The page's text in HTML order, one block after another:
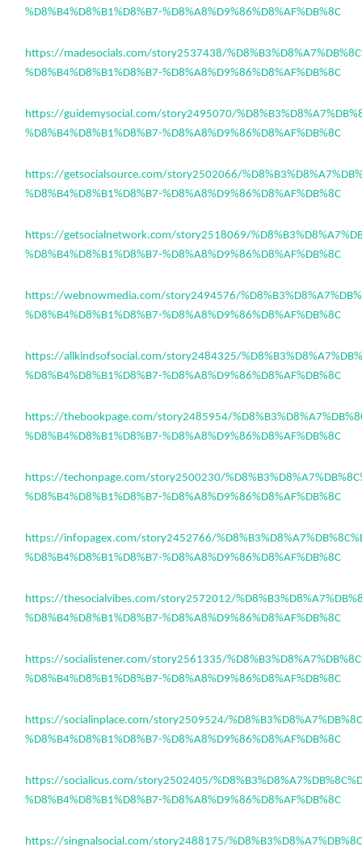
%D8%B4%D8%B1%D8%B7-%D8%A8%D9%86%D8%AF%DB%8C
https://madesocials.com/story2537438/
%D8%B4%D8%B1%D8%B7-%D8%A8%D9%86%D8%AF%DB%8C
https://guidemysocial.com/story2495070/
%D8%B4%D8%B1%D8%B7-%D8%A8%D9%86%D8%AF%DB%8C
https://getsocialsource.com/story2502066/
%D8%B4%D8%B1%D8%B7-%D8%A8%D9%86%D8%AF%DB%8C
https://getsocialnetwork.com/story2518069/
%D8%B4%D8%B1%D8%B7-%D8%A8%D9%86%D8%AF%DB%8C
https://webnowmedia.com/story2494576/
%D8%B4%D8%B1%D8%B7-%D8%A8%D9%86%D8%AF%DB%8C
https://allkindsofsocial.com/story2484325/
%D8%B4%D8%B1%D8%B7-%D8%A8%D9%86%D8%AF%DB%8C
https://thebookpage.com/story2485954/
%D8%B4%D8%B1%D8%B7-%D8%A8%D9%86%D8%AF%DB%8C
https://techonpage.com/story2500230/
%D8%B4%D8%B1%D8%B7-%D8%A8%D9%86%D8%AF%DB%8C
https://infopagex.com/story2452766/
%D8%B4%D8%B1%D8%B7-%D8%A8%D9%86%D8%AF%DB%8C
https://thesocialvibes.com/story2572012/
%D8%B4%D8%B1%D8%B7-%D8%A8%D9%86%D8%AF%DB%8C
https://socialistener.com/story2561335/
%D8%B4%D8%B1%D8%B7-%D8%A8%D9%86%D8%AF%DB%8C
https://socialinplace.com/story2509524/
%D8%B4%D8%B1%D8%B7-%D8%A8%D9%86%D8%AF%DB%8C
https://socialicus.com/story2502405/
%D8%B4%D8%B1%D8%B7-%D8%A8%D9%86%D8%AF%DB%8C
https://singnalsocial.com/story2488175/